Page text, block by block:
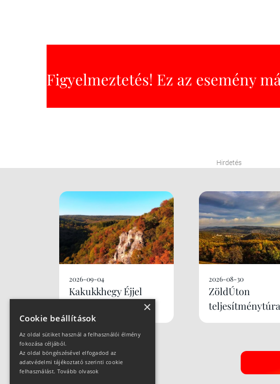
Figyelmeztetés! Ez az esemény
Hirdetés
2026-09-04
Kakukkhegy Éjjel
2026-08-30
ZöldÚton
teljesítménytúra
×
Cookie beállítások
Az oldal sütiket használ a felhasználói élmény
fokozása céljából.
Az oldal böngészésével elfogadod az
adatvédelmi tájékoztató szerinti cookie
felhasználást. Tovább olvasok